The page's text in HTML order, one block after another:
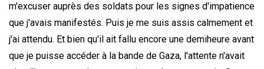
m'excuser auprès des soldats pour les signes d'impatience
que j'avais manifestés. Puis je me suis assis calmement et
j'ai attendu. Et bien qu'il ait fallu encore une demiheure avant
que je puisse accéder à la bande de Gaza, l'attente n'avait